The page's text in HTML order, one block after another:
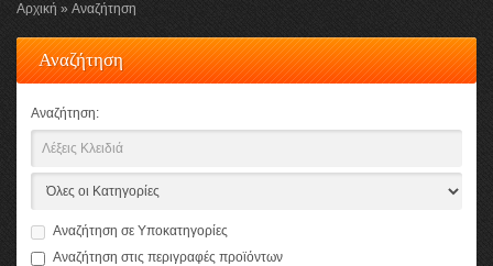
Αρχική Αναζήτηση
Αναζήτηση
Αναζήτηση:
Αναζήτηση σε Υποκατηγορίες
Αναζήτηση στις περιγραφές προϊόντων